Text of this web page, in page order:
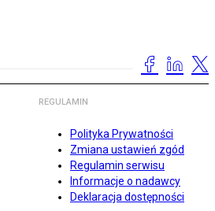
REGULAMIN
Polityka Prywatności
Zmiana ustawień zgód
Regulamin serwisu
Informacje o nadawcy
Deklaracja dostępności